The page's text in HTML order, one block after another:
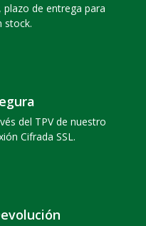
plazo de entrega para
stock.
del TPV de nuestro
Cifrada SSL.